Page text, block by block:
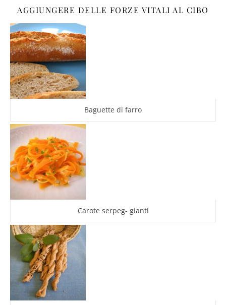
AGGIUNGERE DELLE FORZE VITALI AL CIBO
Baguette di farro
Carote serpeg- gianti